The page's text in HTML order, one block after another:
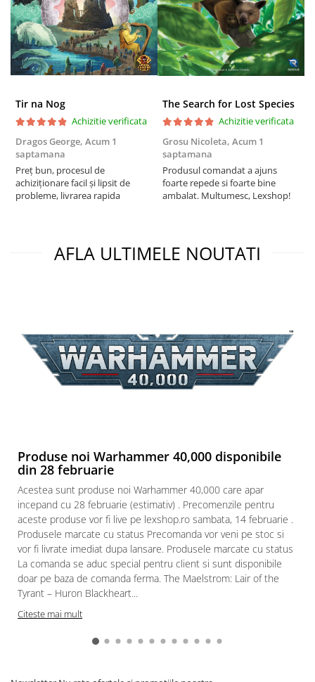
Puzzle 3D
Puzzle 8000 piese
Puzzle 150 piese
Puzzle 1000 piese fluorescent
Puzzle din lemn
Mandala
Puzzle 24 piese
Puzzle-uri metalice si logice
Puzzle 3 in 1
Puzzle 550 piese
Paints & Tools
Starter Sets
Books and Codex
Friday The 13th
Marvel Univers
Figurine diverse
DC Univers
FUNKO POP!
One Piece
Dragon Ball
Anime
Transformers
Tir na Nog
Achizitie verificata
Dragos George, Acum 1
saptamana
Preț bun, procesul de
achiziționare facil și lipsit de
probleme, livrarea rapida
The Search for Lost Species
Achizitie verificata
Grosu Nicoleta, Acum 1
saptamana
Produsul comandat a ajuns
foarte repede si foarte bine
ambalat. Multumesc, Lexshop!
AFLA ULTIMELE NOUTATI
Produse noi Warhammer 40,000 disponibile
din 28 februarie
Acestea sunt produse noi Warhammer 40,000 care apar
incepand cu 28 februarie (estimativ) . Precomenzile pentru
aceste produse vor fi live pe lexshop.ro sambata, 14 februarie .
Produsele marcate cu status Precomanda vor veni pe stoc si
vor fi livrate imediat dupa lansare. Produsele marcate cu status
La comanda se aduc special pentru client si sunt disponibile
doar pe baza de comanda ferma. The Maelstrom: Lair of the
Tyrant – Huron Blackheart...
Citeste mai mult